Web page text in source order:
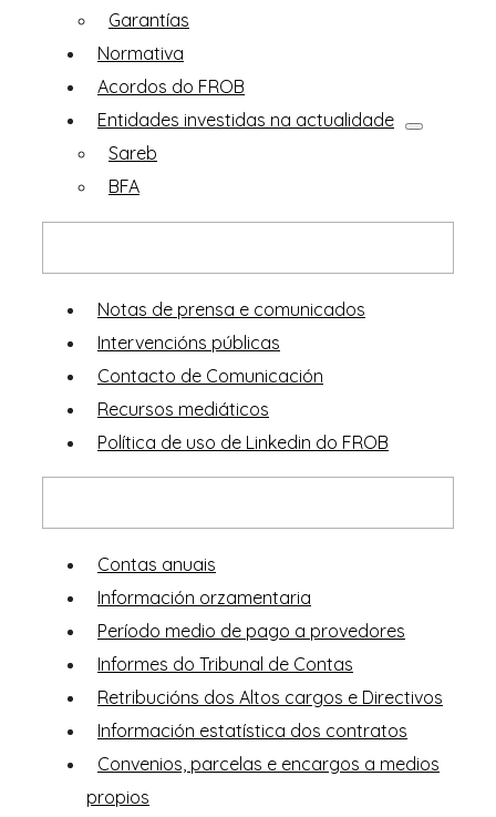
Garantías
Normativa
Acordos do FROB
Entidades investidas na actualidade
Sareb
BFA
Notas de prensa e comunicados
Intervencións públicas
Contacto de Comunicación
Recursos mediáticos
Política de uso de Linkedin do FROB
Contas anuais
Información orzamentaria
Período medio de pago a provedores
Informes do Tribunal de Contas
Retribucións dos Altos cargos e Directivos
Información estatística dos contratos
Convenios, parcelas e encargos a medios
propios